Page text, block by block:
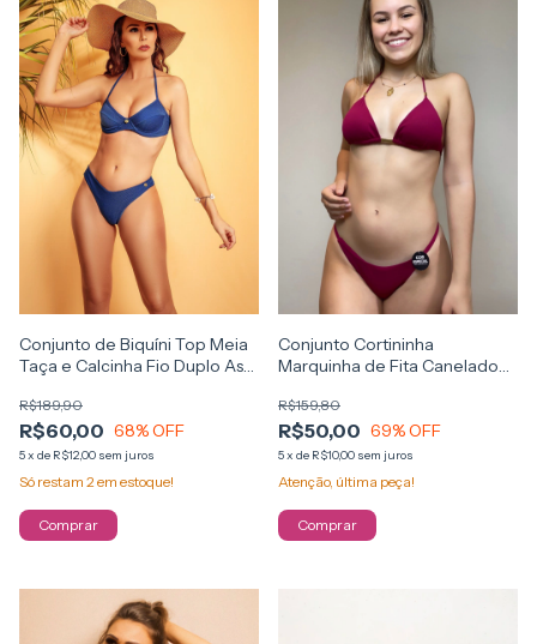
Conjunto de Biquíni Top Meia
Taça e Calcinha Fio Duplo Asa
R$60,00
R$189,90
68% OFF
5x de R$12,00 sem juros
Só restam 2em estoque!
Comprar
Conjunto Cortininha
Marquinha de Fita Canelado
R$50,00
R$159,80
69% OFF
5x de R$10,00 sem juros
Atenção, última peça!
Comprar